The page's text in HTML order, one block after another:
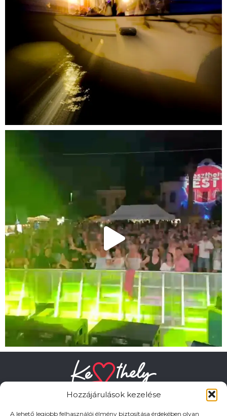
Hozzájárulások kezelése
A lehető legjobb felhasználói élmény biztosítása érdekében olyan